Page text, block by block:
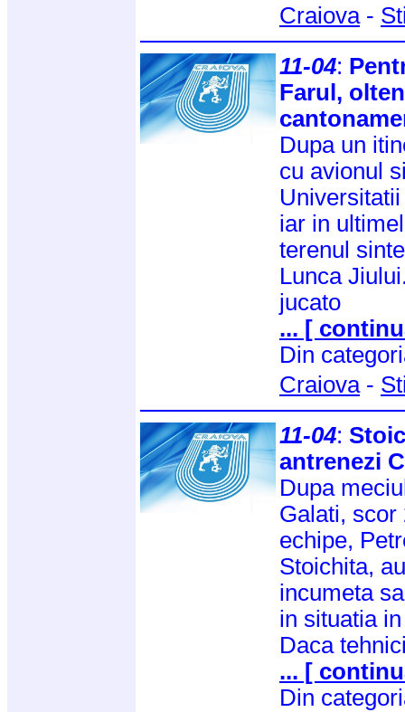
Craiova-
11-04:
Farul,
Dupa un
cu avionul
iar in
terenul
Lunca
jucato
... [
Din
Craiova-
11-04:
antrenezi
Dupa
Galati, scor
echipe,
Stoichita,
incumeta
in situatia
Daca
... [
Din